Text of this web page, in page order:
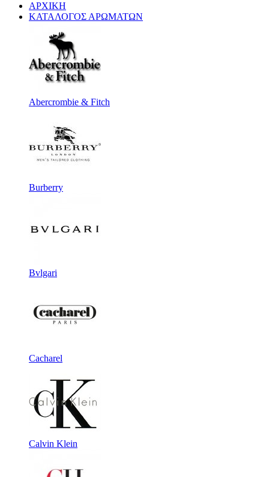
ΑΡΧΙΚΗ
ΚΑΤΑΛΟΓΟΣ ΑΡΩΜΑΤΩΝ
Abercrombie & Fitch
Burberry
Bvlgari
Cacharel
Calvin Klein